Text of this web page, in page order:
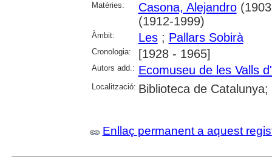
Matèries:
Casona, Alejandro
(1912-1999)
Àmbit: Les; Pallars Sobirà
Cronologia: [1928 - 1965]
Autors add.: Ecomuseu de les Valls
Localització: Biblioteca de
Enllaç permanent a aquest